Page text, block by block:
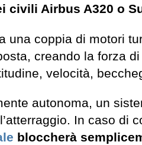
Airbus A320 o
una coppia di motori
creando la forza
velocità,
autonoma, un
In caso di
bloccherà